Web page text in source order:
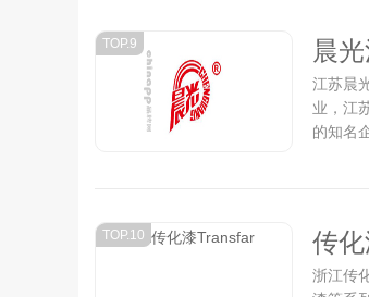
TOP.9 晨
江苏晨
业，江
的知名
TOP.10 传
浙江传